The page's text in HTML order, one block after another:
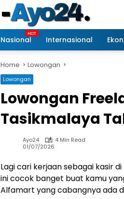
Nasional Internasional
Home Lowongan
Lowongan
Lowongan
Tasikmalaya
Ayo24
4 Min Read
01/07/2026
Lagi cari kerjaan sebagai kasir
ini cocok banget buat kamu
Alfamart yang cabangnya ada